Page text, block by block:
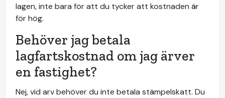
lagen, inte bara för att du tycker att kostnaden är
för hög.
Behöver jag betala
lagfartskostnad om jag ärver
en fastighet?
Nej, vid arv behöver du inte betala stämpelskatt. Du